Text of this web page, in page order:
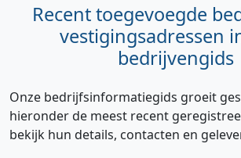
Recent toegevoegde
vestigingsadressen
bedrijvengids
Onze bedrijfsinformatiegids groeit
hieronder de meest recent
bekijk hun details, contacten en